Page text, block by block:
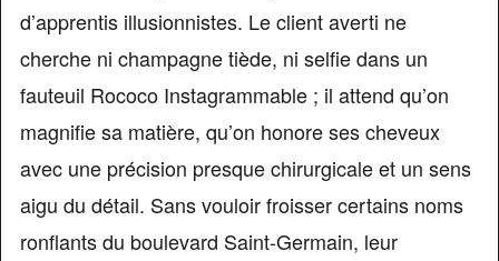
d’apprentis illusionnistes. Le client averti ne
cherche ni champagne tiède, ni selfie dans un
fauteuil Rococo Instagrammable ; il attend qu’on
magnifie sa matière, qu’on honore ses cheveux
avec une précision presque chirurgicale et un sens
aigu du détail. Sans vouloir froisser certains noms
ronflants du boulevard Saint-Germain, leur